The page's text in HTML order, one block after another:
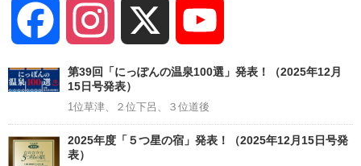
Facebook Instagram
Channel
第39回「にっぽんの温泉100選」発表！（2025年12月
15日号発表）
1位草津、２位下呂、３位道後
2025年度「５つ星の宿」発表！（2025年12月15日号発
表）